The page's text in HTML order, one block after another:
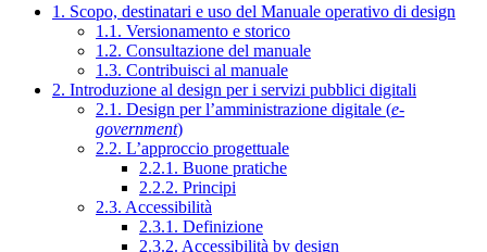
1. Scopo, destinatari e uso del Manuale operativo di design
1.1. Versionamento e storico
1.2. Consultazione del manuale
1.3. Contribuisci al manuale
2. Introduzione al design per i servizi pubblici digitali
2.1. Design per l’amministrazione digitale (e-
government)
2.2. L’approccio progettuale
2.2.1. Buone pratiche
2.2.2. Principi
2.3. Accessibilità
2.3.1. Definizione
2.3.2. Accessibilità by design